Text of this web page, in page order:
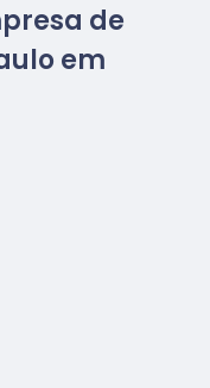
de
em